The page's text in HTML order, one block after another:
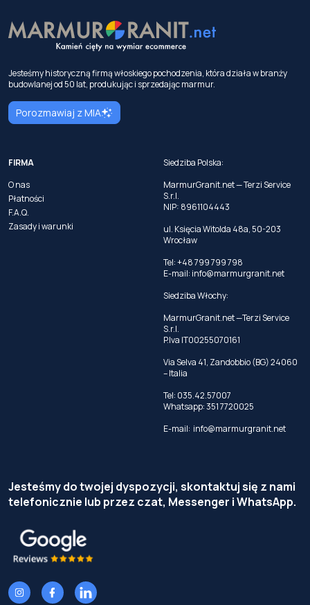
Jesteśmy historyczną firmą włoskiego pochodzenia, która działa w branży
budowlanej od 50 lat, produkując i sprzedając marmur.
Porozmawiaj z MIA
FIRMA
O nas
Płatności
F.A.Q.
Zasady i warunki
Siedziba Polska:
MarmurGranit.net — Terzi Service
S.r.l.
NIP: 8961104443
ul. Księcia Witolda 48a, 50-203
Wrocław
Tel: +48 799 799 798
E-mail: info@marmurgranit.net
Siedziba Włochy:
MarmurGranit.net —Terzi Service
S.r.l.
P.Iva IT00255070161
Via Selva 41, Zandobbio (BG) 24060
– Italia
Tel: 035.42.57007
Whatsapp:351 7720025
E-mail: info@marmurgranit.net
Jesteśmy do twojej dyspozycji, skontaktuj się z nami
telefonicznie lub przez czat, Messenger i WhatsApp.